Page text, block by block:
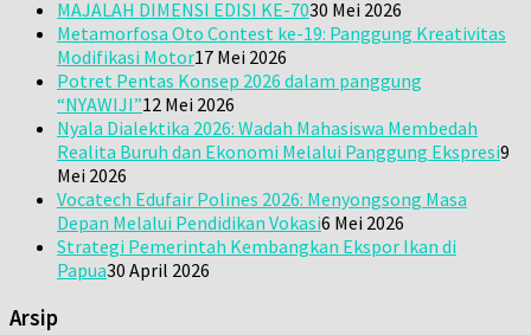
MAJALAH DIMENSI EDISI KE-7030 Mei 2026
Metamorfosa Oto Contest ke-19: Panggung Kreativitas
Modifikasi Motor17 Mei 2026
Potret Pentas Konsep 2026 dalam panggung
“NYAWIJI”12 Mei 2026
Nyala Dialektika 2026: Wadah Mahasiswa Membedah
Realita Buruh dan Ekonomi Melalui Panggung Ekspresi9
Mei 2026
Vocatech Edufair Polines 2026: Menyongsong Masa
Depan Melalui Pendidikan Vokasi6 Mei 2026
Strategi Pemerintah Kembangkan Ekspor Ikan di
Papua30 April 2026
Arsip